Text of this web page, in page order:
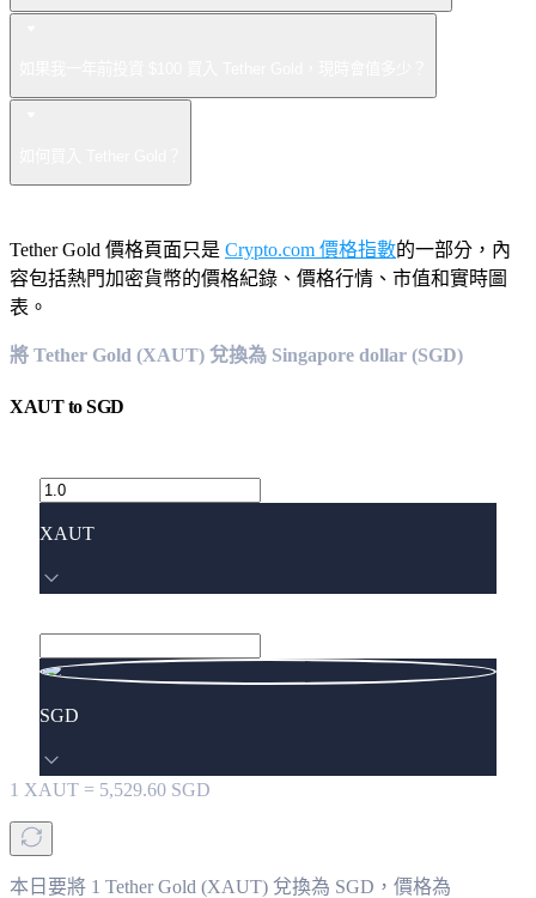
Tether Gold 價格頁面只是 Crypto.com 價格指數的一部分，內
容包括熱門加密貨幣的價格紀錄、價格行情、市值和實時圖
表。
將 Tether Gold (XAUT) 兌換為 Singapore dollar (SGD)
XAUTtoSGD
XAUT
SGD
1 XAUT = 5,529.60 SGD
本日要將 1 Tether Gold (XAUT) 兌換為 SGD，價格為